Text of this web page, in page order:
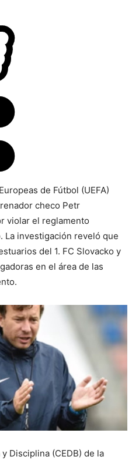
de Fútbol (UEFA)
checo Petr
violar el reglamento
La investigación reveló que
del 1. FC Slovacko y
en el área de las
Disciplina (CEDB) de la